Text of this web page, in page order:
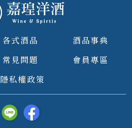
各式酒品
酒品事典
常見問題
會員專區
隱私權政策